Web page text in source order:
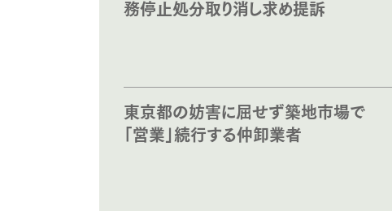
務停止処分取り消し求め提訴
東京都の妨害に屈せず築地市場で
「営業」続行する仲卸業者